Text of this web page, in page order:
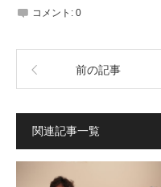
コメント: 0
前の記事
関連記事一覧